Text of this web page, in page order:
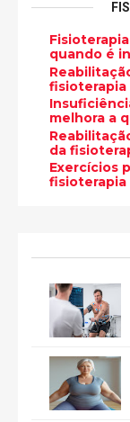
quando é
fisioterapia
melhora a
da
Exercícios
fisioterapia